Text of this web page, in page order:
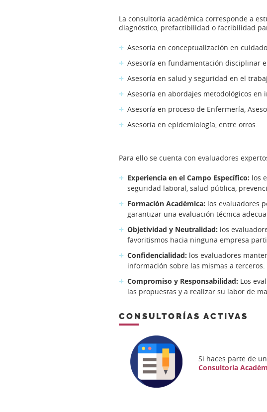
La consultoría académica corresponde a
diagnóstico, prefactibilidad o factibilidad
Asesoría en conceptualización en
Asesoría en fundamentación disciplinar
Asesoría en salud y seguridad en el
Asesoría en abordajes metodológicos
Asesoría en proceso de Enfermería,
Asesoría en epidemiología, entre otros.
Para ello se cuenta con evaluadores
Experiencia en el Campo Específico: los
seguridad laboral, salud pública,
Formación Académica: los evaluadores
garantizar una evaluación técnica
Objetividad y Neutralidad: los
favoritismos hacia ninguna empresa
Confidencialidad: los evaluadores
información sobre las mismas a terceros.
Compromiso y Responsabilidad: Los
las propuestas y a realizar su labor de
CONSULTORÍAS ACTIVAS
Si haces parte de
Consultoría